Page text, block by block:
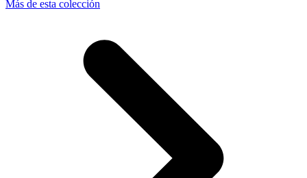
Más de esta colección